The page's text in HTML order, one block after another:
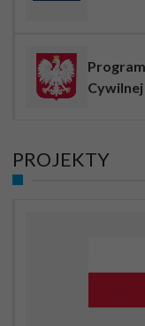
Cywilnej
PROJEKTY